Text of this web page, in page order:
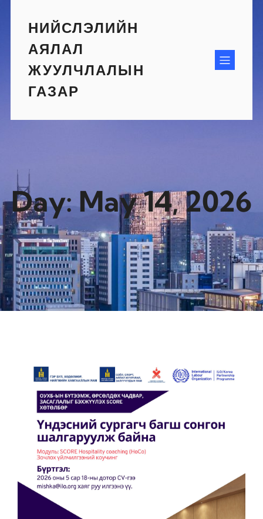
contentНИЙСЛЭЛИЙН
АЯЛАЛ
ЖУУЛЧЛАЛЫН
ГАЗАР
Day:May 14, 2026